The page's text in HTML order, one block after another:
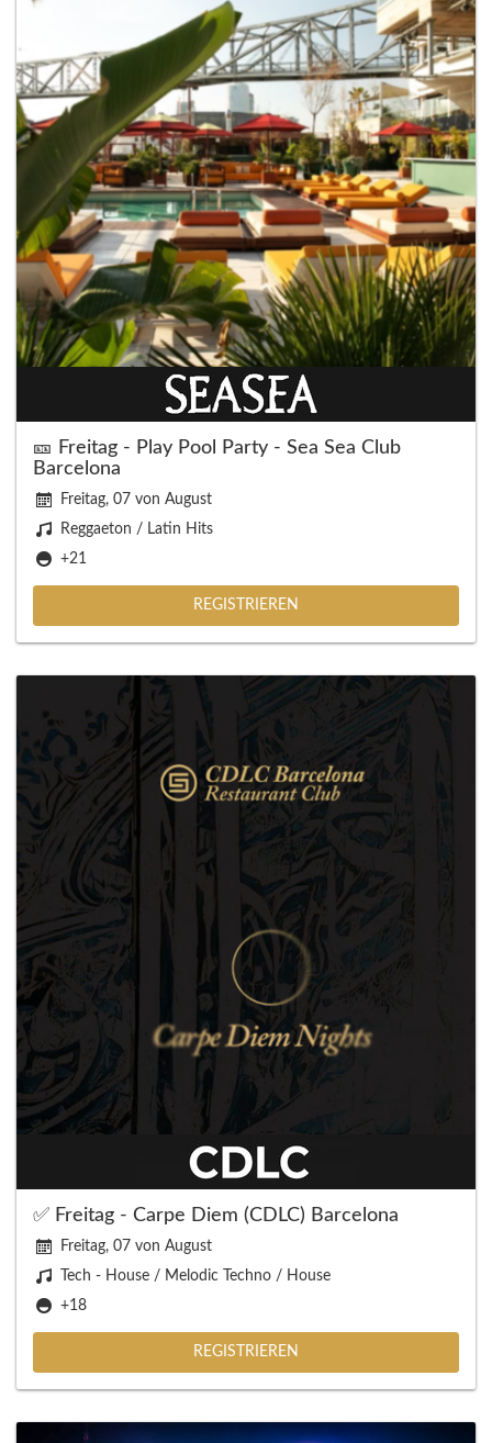
🎫 Freitag - Play Pool Party - Sea Sea Club
Barcelona
Freitag, 07 von August
Reggaeton / Latin Hits
+21
REGISTRIEREN
✅ Freitag - Carpe Diem (CDLC) Barcelona
Freitag, 07 von August
Tech - House / Melodic Techno / House
+18
REGISTRIEREN